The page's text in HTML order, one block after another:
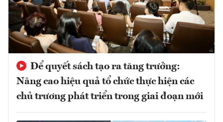
Để quyết sách tạo ra tăng trưởng:
Nâng cao hiệu quả tổ chức thực hiện các
chủ trương phát triển trong giai đoạn mới